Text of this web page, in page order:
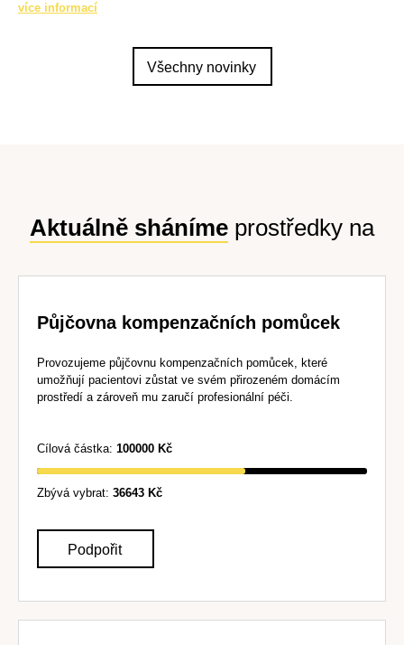
více informací
Všechny novinky
Aktuálně sháníme prostředky na
Půjčovna kompenzačních pomůcek
Provozujeme půjčovnu kompenzačních pomůcek, které
umožňují pacientovi zůstat ve svém přirozeném domácím
prostředí a zároveň mu zaručí profesionální péči.
Cílová částka: 100000 Kč
Zbývá vybrat: 36643 Kč
Podpořit